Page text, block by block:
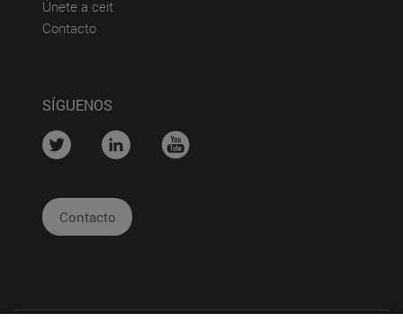
Únete a ceit(abre en nueva ventana)
Contacto(abre en nueva ventana)
SÍGUENOS
.... .... ....
Contacto